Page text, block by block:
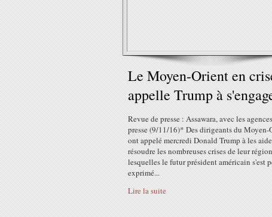
Le Moyen-Orient en
appelle Trump à
Revue de presse : Assawara, avec les
presse (9/11/16)* Des dirigeants du Moyen-
ont appelé mercredi Donald Trump à les
résoudre les nombreuses crises de leur
lesquelles le futur président américain s'est
exprimé...
Lire la suite